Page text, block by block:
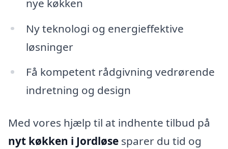
nye køkken
Ny teknologi og energieffektive
løsninger
Få kompetent rådgivning vedrørende
indretning og design
Med vores hjælp til at indhente tilbud på
nyt køkken i Jordløse sparer du tid og